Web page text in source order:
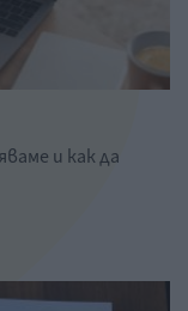
и как да